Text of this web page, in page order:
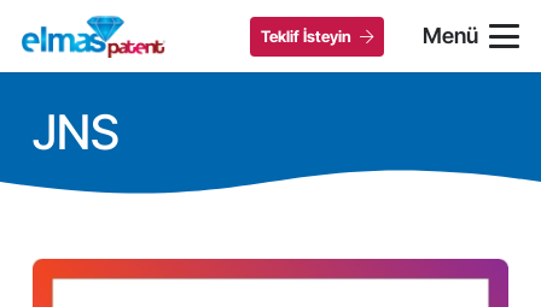
Teklif İsteyin Menü
JNS